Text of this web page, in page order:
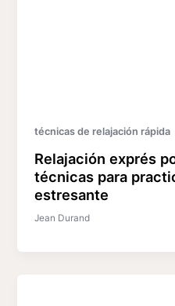
técnicas de relajación rápida
Relajación exprés
técnicas para
estresante
Jean Durand